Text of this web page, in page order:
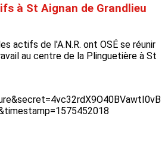
à St Aignan de Grandlieu
actifs de l'A.N.R. ont OSÉ se réunir
au centre de la Plinguetière à St